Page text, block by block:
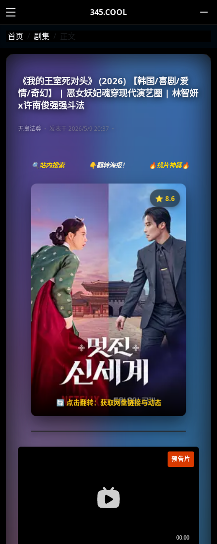
345.COOL
首页 剧集 正文
《我的王室死对头》 (2026) 【韩国/喜剧/爱
情/奇幻】 | 恶女妖妃魂穿现代演艺圈 | 林智妍
x许南俊强强斗法
无良法尊 发表于 2026/5/9 20:37
🔍站内搜索 👇翻转海报！ 🔥找片神器🔥
⭐️ 8.6
🔄 点击翻转：获取网盘链接与动态
⭐️ 评分：8.6 | 🎬 2026年
🧧️
天天领红包
预告片